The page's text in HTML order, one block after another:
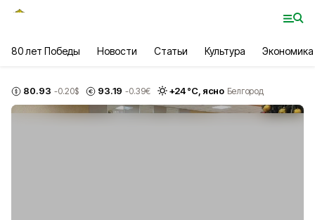
80 лет Победы Новости Статьи Культура Экономика
80.93 -0.20$ 93.19 -0.39€ +24°С, ясно Белгород